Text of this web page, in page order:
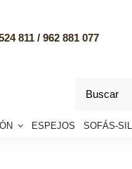
811 / 962 881 077
ESPEJOS SOFÁS-